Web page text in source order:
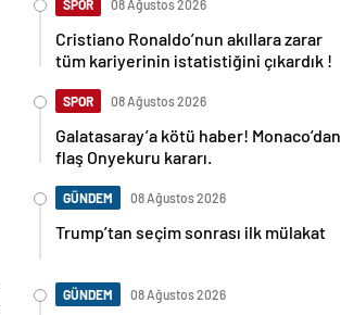
SPOR 08 Ağustos 2026
Cristiano Ronaldo’nun akıllara zarar
tüm kariyerinin istatistiğini çıkardık !
SPOR 08 Ağustos 2026
Galatasaray’a kötü haber! Monaco’dan
flaş Onyekuru kararı.
GÜNDEM 08 Ağustos 2026
Trump’tan seçim sonrası ilk mülakat
GÜNDEM 08 Ağustos 2026